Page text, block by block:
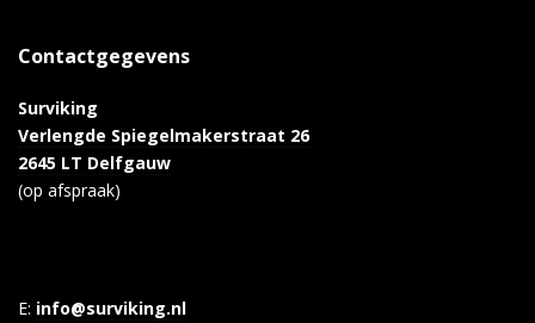
Contactgegevens
Surviking
Verlengde Spiegelmakerstraat 26
2645 LT Delfgauw
(op afspraak)
E: info@surviking.nl